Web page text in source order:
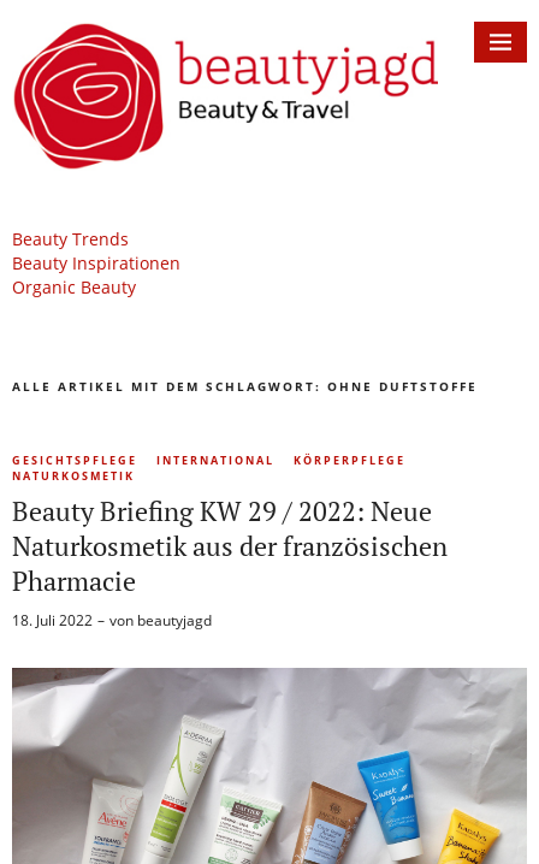
Beauty Trends
Beauty Inspirationen
Organic Beauty
ALLE ARTIKEL MIT DEM SCHLAGWORT: OHNE DUFTSTOFFE
GESICHTSPFLEGE INTERNATIONAL
KÖRPERPFLEGE
NATURKOSMETIK
Beauty Briefing KW 29 / 2022: Neue
Naturkosmetik aus der französischen
Pharmacie
18. Juli 2022 von beautyjagd